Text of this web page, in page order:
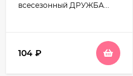
всесезонный ДРУЖБА...
104 ₽